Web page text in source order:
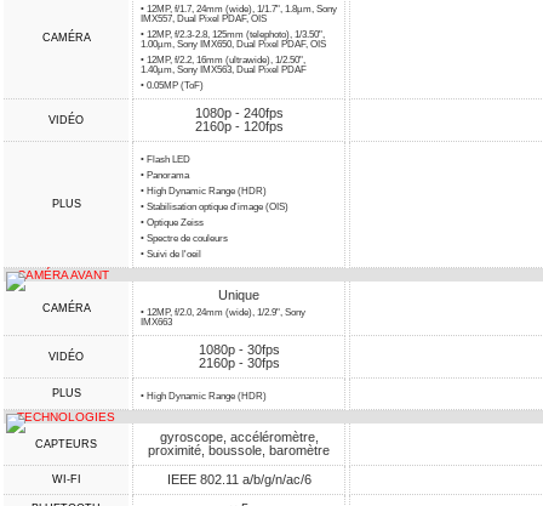
CAMÉRA
• 12MP, f/1.7, 24mm (wide), 1/1.7", 1.8µm, Sony
IMX557, Dual Pixel PDAF, OIS
• 12MP, f/2.3-2.8, 125mm (telephoto), 1/3.50",
1.00µm, Sony IMX650, Dual Pixel PDAF, OIS
• 12MP, f/2.2, 16mm (ultrawide), 1/2.50",
1.40µm, Sony IMX563, Dual Pixel PDAF
• 0.05MP (ToF)
VIDÉO
1080p - 240fps
2160p - 120fps
PLUS
• Flash LED
• Panorama
• High Dynamic Range (HDR)
• Stabilisation optique d'image (OIS)
• Optique Zeiss
• Spectre de couleurs
• Suivi de l'oeil
CAMÉRA AVANT
CAMÉRA
Unique
• 12MP, f/2.0, 24mm (wide), 1/2.9", Sony
IMX663
VIDÉO
1080p - 30fps
2160p - 30fps
PLUS • High Dynamic Range (HDR)
TECHNOLOGIES
CAPTEURS
gyroscope, accéléromètre,
proximité, boussole, baromètre
WI-FI IEEE 802.11 a/b/g/n/ac/6